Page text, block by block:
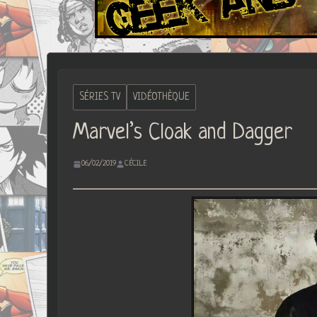
SÉRIES TV VIDÉOTHÈQUE
Marvel’s Cloak and Dagger
06/02/2019 CÉCILE